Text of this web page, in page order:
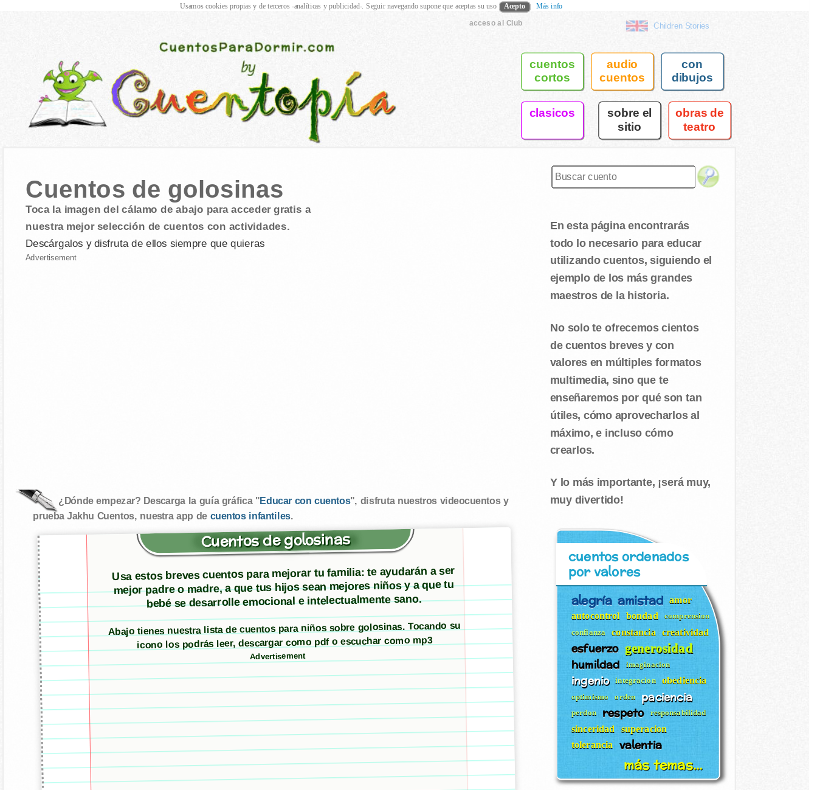
acceso al Club Children Stories
cuentos
cortos
audio
cuentos
con
dibujos
clasicos sobre el
sitio
obras de
teatro
Cuentos de golosinas
Toca la imagen del cálamo de abajo para acceder gratis a
nuestra mejor selección de cuentos con actividades.
Descárgalos y disfruta de ellos siempre que quieras
Advertisement
¿Dónde empezar? Descarga la guía gráfica "Educar con cuentos", disfruta nuestros videocuentos y
prueba Jakhu Cuentos, nuestra app de cuentos infantiles.
Cuentos de golosinas
Usa estos breves cuentos para mejorar tu familia: te ayudarán a ser
mejor padre o madre, a que tus hijos sean mejores niños y a que tu
bebé se desarrolle emocional e intelectualmente sano.
Abajo tienes nuestra lista de cuentos para niños sobre golosinas. Tocando su
icono los podrás leer, descargar como pdf o escuchar como mp3
Advertisement
En esta página encontrarás
todo lo necesario para educar
utilizando cuentos, siguiendo el
ejemplo de los más grandes
maestros de la historia.
No solo te ofrecemos cientos
de cuentos breves y con
valores en múltiples formatos
multimedia, sino que te
enseñaremos por qué son tan
útiles, cómo aprovecharlos al
máximo, e incluso cómo
crearlos.
Y lo más importante, ¡será muy,
muy divertido!
cuentos ordenados
por valores
alegría amistad amor
autocontrol bondad comprension
confianza constancia creatividad
esfuerzo generosidad
humildad imaginacion
ingenio integracion obediencia
optimismo orden paciencia
perdon respeto responsabilidad
sinceridad
superacion
tolerancia
valentia
más temas...
Usamos cookies propias y de terceros -analíticas y publicidad-. Seguir navegando supone que aceptas su uso Acepto Más info